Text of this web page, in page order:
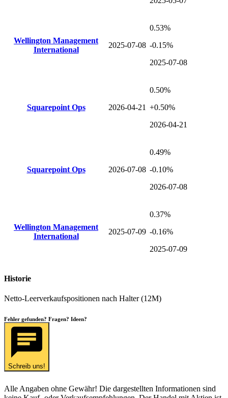
Wellington Management
International
2025-07-08
0.53%
-0.15%
2025-07-08
Squarepoint Ops 2026-04-21
0.50%
+0.50%
2026-04-21
Squarepoint Ops 2026-07-08
0.49%
-0.10%
2026-07-08
Wellington Management
International
2025-07-09
0.37%
-0.16%
2025-07-09
Historie
Netto-Leerverkaufspositionen nach Halter (12M)
Fehler gefunden? Fragen? Ideen?
Schreib uns!
Alle Angaben ohne Gewähr! Die dargestellten Informationen sind